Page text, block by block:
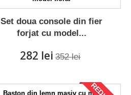
Set doua console din fier
forjat cu model...
282 lei 352 lei